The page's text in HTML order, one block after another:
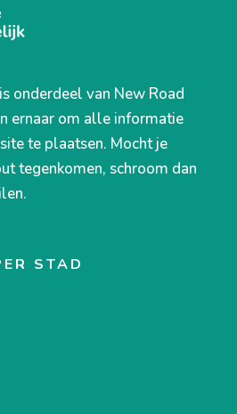
onderdeel van New Road
ernaar om alle informatie
te plaatsen. Mocht je
tegenkomen, schroom dan
STAD